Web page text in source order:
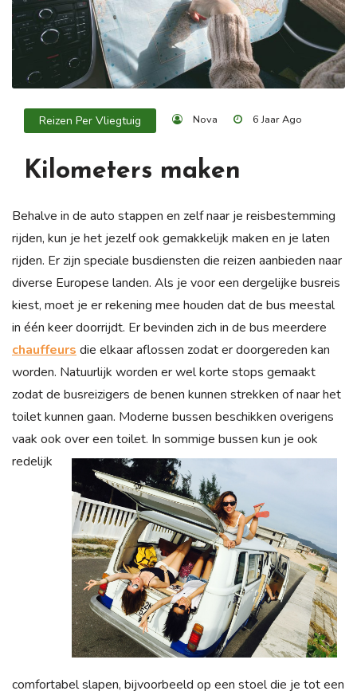
Reizen Per Vliegtuig Nova 6 Jaar Ago
Kilometers maken
Behalve in de auto stappen en zelf naar je reisbestemming
rijden, kun je het jezelf ook gemakkelijk maken en je laten
rijden. Er zijn speciale busdiensten die reizen aanbieden naar
diverse Europese landen. Als je voor een dergelijke busreis
kiest, moet je er rekening mee houden dat de bus meestal
in één keer doorrijdt. Er bevinden zich in de bus meerdere
chauffeursdie elkaar aflossen zodat er doorgereden kan
worden. Natuurlijk worden er wel korte stops gemaakt
zodat de busreizigers de benen kunnen strekken of naar het
toilet kunnen gaan. Moderne bussen beschikken overigens
vaak ook over een toilet. In sommige bussen kun je ook
redelijk
comfortabel slapen, bijvoorbeeld op een stoel die je tot een